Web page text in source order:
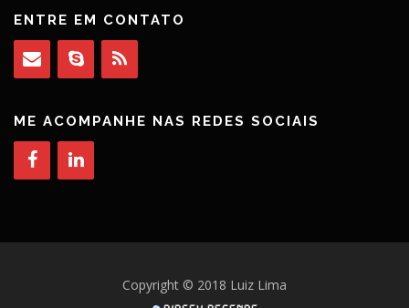
ENTRE EM CONTATO
ME ACOMPANHE NAS REDES SOCIAIS
Copyright © 2018 Luiz Lima